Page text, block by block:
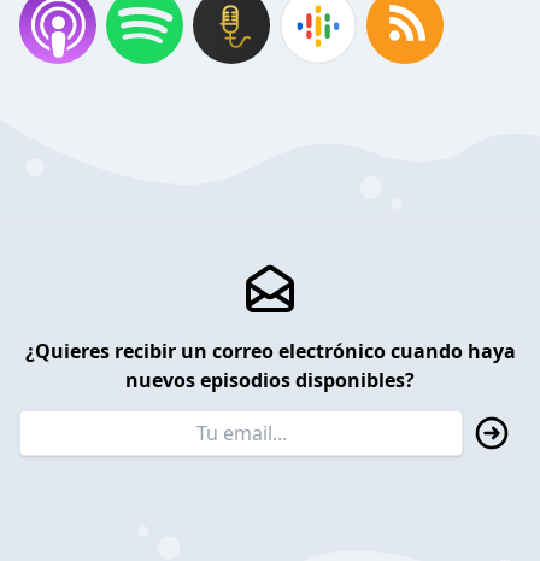
¿Quieres recibir un correo electrónico cuando haya
nuevos episodios disponibles?